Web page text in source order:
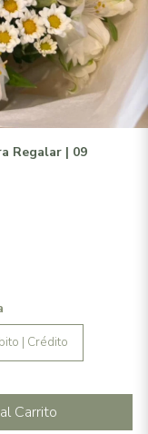
Regalar | 09
| Crédito
Carrito